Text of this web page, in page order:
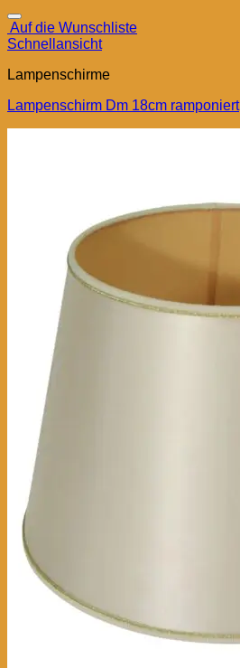
Auf die Wunschliste
Schnellansicht
Lampenschirme
Lampenschirm Dm 18cm ramponiert